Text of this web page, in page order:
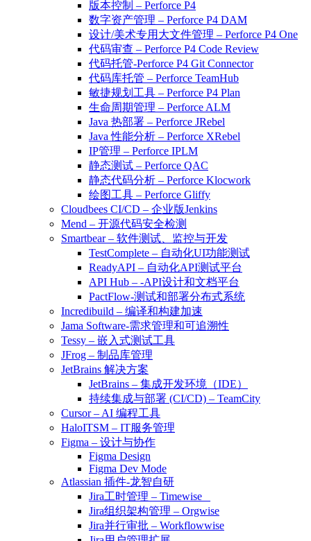
版本控制 – Perforce P4
数字资产管理 – Perforce P4 DAM
设计/美术专用大文件管理 – Perforce P4 One
代码审查 – Perforce P4 Code Review
代码托管-Perforce P4 Git Connector
代码库托管 – Perforce TeamHub
敏捷规划工具 – Perforce P4 Plan
生命周期管理 – Perforce ALM
Java 热部署 – Perforce JRebel
Java 性能分析 – Perforce XRebel
IP管理 – Perforce IPLM
静态测试 – Perforce QAC
静态代码分析 – Perforce Klocwork
绘图工具 – Perforce Gliffy
Cloudbees CI/CD – 企业版Jenkins
Mend – 开源代码安全检测
Smartbear – 软件测试、监控与开发
TestComplete – 自动化UI功能测试
ReadyAPI – 自动化API测试平台
API Hub – -API设计和文档平台
PactFlow-测试和部署分布式系统
Incredibuild – 编译和构建加速
Jama Software-需求管理和可追溯性
Tessy – 嵌入式测试工具
JFrog – 制品库管理
JetBrains 解决方案
JetBrains – 集成开发环境（IDE）
持续集成与部署 (CI/CD) – TeamCity
Cursor – AI 编程工具
HaloITSM – IT服务管理
Figma – 设计与协作
Figma Design
Figma Dev Mode
Atlassian 插件-龙智自研
Jira工时管理 – Timewise
Jira组织架构管理 – Orgwise
Jira并行审批 – Workflowwise